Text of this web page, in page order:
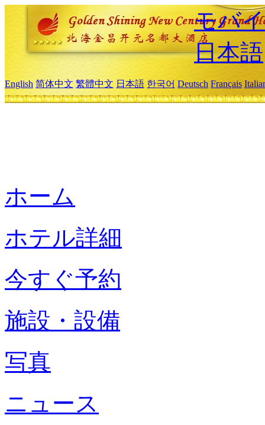
モバ
日本語
English 简体中文 繁體中文 日本語 한국어 Deutsch Français
ホーム
ホテル詳細
今すぐ予約
施設・設備
写真
ニュース